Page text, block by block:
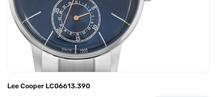
Lee Cooper LC06613.390